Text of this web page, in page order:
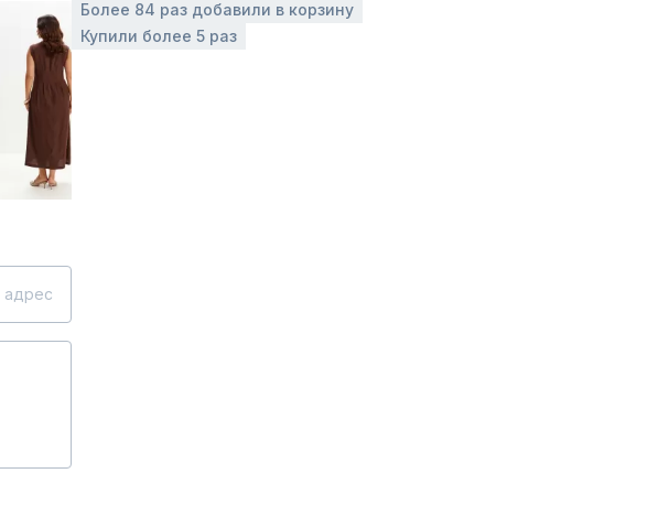
адрес
Более 84 раз добавили в корзину
Купили более 5 раз